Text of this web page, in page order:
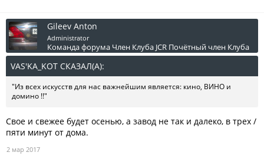
Gileev Anton
Administrator
Команда форума Член Клуба JCR Почётный член Клуба
VAS'KA_KOT СКАЗАЛ(А):
"Из всех искусств для нас важнейшим является: кино, ВИНО и
домино !!"
Свое и свежее будет осенью, а завод не так и далеко, в трех /
пяти минут от дома.
2 мар 2017